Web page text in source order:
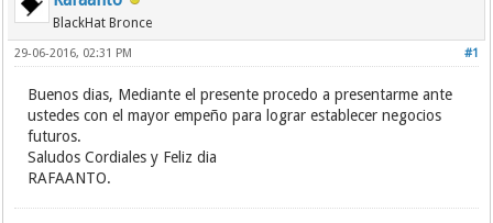
BlackHat Bronce
#1
29-06-2016, 02:31 PM
Buenos dias, Mediante el presente procedo a presentarme ante
ustedes con el mayor empeño para lograr establecer negocios
futuros.
Saludos Cordiales y Feliz dia
RAFAANTO.